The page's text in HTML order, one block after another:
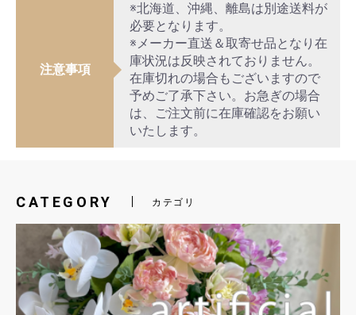
注意事項
※北海道、沖縄、離島は別途送料が
必要となります。
※メーカー直送＆取寄せ品となり在
庫状況は反映されておりません。
在庫切れの場合もございますので
予めご了承下さい。お急ぎの場合
は、ご注文前に在庫確認をお願い
いたします。
CATEGORY カテゴリ